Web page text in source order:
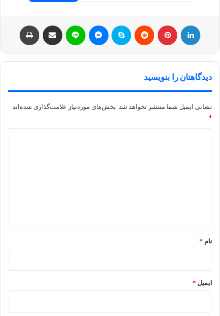
دیدگاهتان را بنویسید
نشانی ایمیل شما منتشر نخواهد شد. بخش‌های موردنیاز علامت‌گذاری شده‌اند
*
نام *
ایمیل *